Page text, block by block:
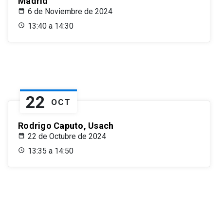
6 de Noviembre de 2024
13:40 a 14:30
22 OCT
Rodrigo Caputo, Usach
22 de Octubre de 2024
13:35 a 14:50